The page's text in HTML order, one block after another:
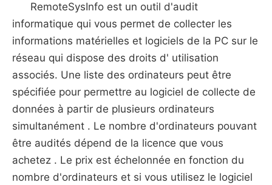
RemoteSysInfo est un outil d'audit
informatique qui vous permet de collecter les
informations matérielles et logiciels de la PC sur le
réseau qui dispose des droits d' utilisation
associés. Une liste des ordinateurs peut être
spécifiée pour permettre au logiciel de collecte de
données à partir de plusieurs ordinateurs
simultanément . Le nombre d'ordinateurs pouvant
être audités dépend de la licence que vous
achetez . Le prix est échelonnée en fonction du
nombre d'ordinateurs et si vous utilisez le logiciel